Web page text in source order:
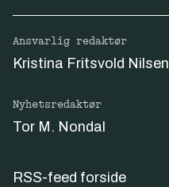
Ansvarlig redaktør
Kristina Fritsvold Nilsen
Nyhetsredaktør
Tor M. Nondal
RSS-feed forside